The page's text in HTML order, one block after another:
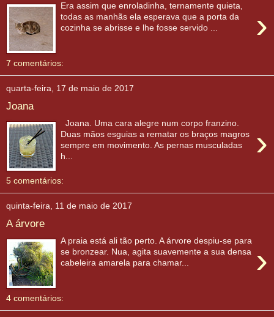
›
Era assim que enroladinha, ternamente quieta,
todas as manhãs ela esperava que a porta da
cozinha se abrisse e lhe fosse servido ...
7 comentários:
quarta-feira, 17 de maio de 2017
Joana
›
Joana. Uma cara alegre num corpo franzino.
Duas mãos esguias a rematar os braços magros
sempre em movimento. As pernas musculadas
h...
5 comentários:
quinta-feira, 11 de maio de 2017
A árvore
›
A praia está ali tão perto. A árvore despiu-se para
se bronzear. Nua, agita suavemente a sua densa
cabeleira amarela para chamar...
4 comentários: